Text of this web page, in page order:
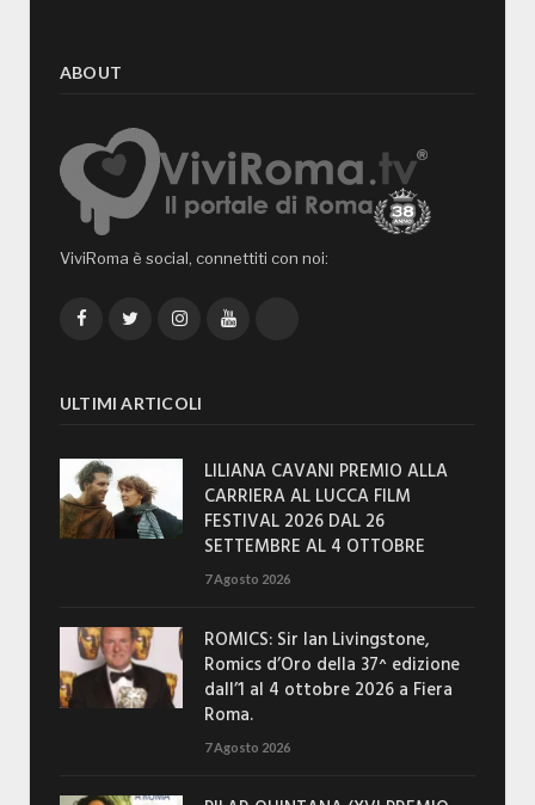
ABOUT
ViviRoma è social, connettiti con noi:
FacebookTwitterInstagramYouTube
ULTIMI ARTICOLI
LILIANA CAVANI PREMIO ALLA
CARRIERA AL LUCCA FILM
FESTIVAL 2026 DAL 26
SETTEMBRE AL 4 OTTOBRE
7 Agosto 2026
ROMICS: Sir Ian Livingstone,
Romics d’Oro della 37^ edizione
dall’1 al 4 ottobre 2026 a Fiera
Roma.
7 Agosto 2026